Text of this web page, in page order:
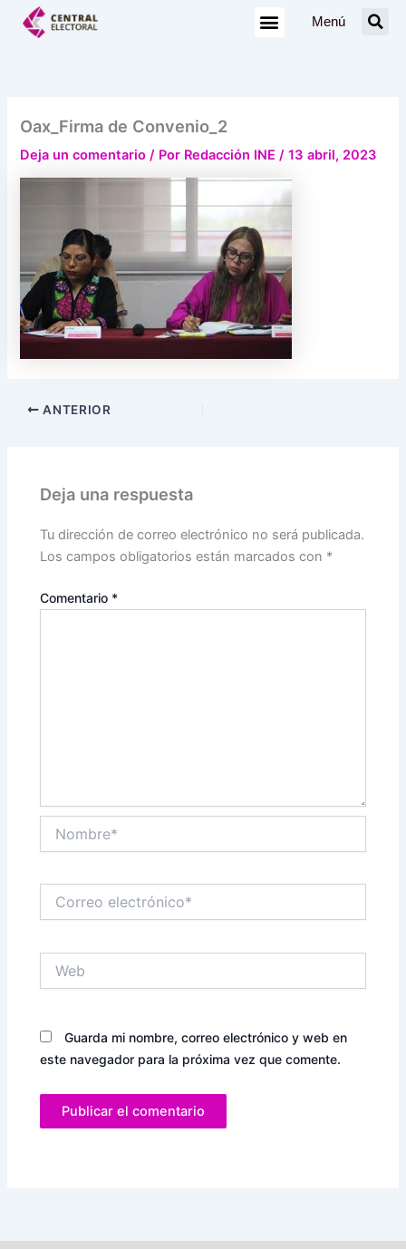
Menú
Oax_Firma de Convenio_2
Deja un comentario / Por Redacción INE/13 abril, 2023
ANTERIOR
Deja una respuesta
Tu dirección de correo electrónico no será publicada.
Los campos obligatorios están marcados con *
Comentario *
electrónico*
Guarda mi nombre, correo electrónico y web en
este navegador para la próxima vez que comente.